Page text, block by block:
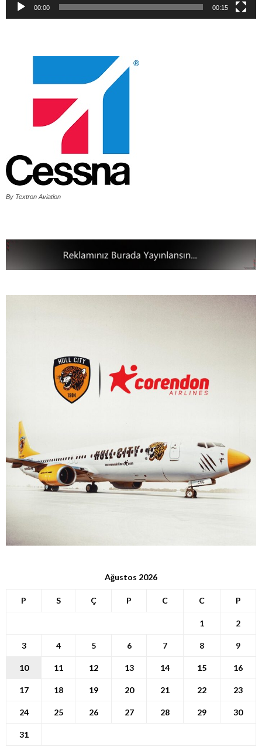
00:00 00:15
By Textron Aviation
Ağustos 2026
P S Ç P C C P
1 2
3 4 5 6 7 8 9
10 11 12 13 14 15 16
17 18 19 20 21 22 23
24 25 26 27 28 29 30
31